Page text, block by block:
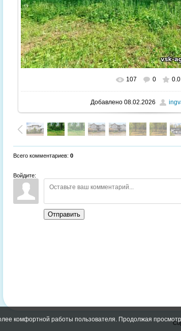
В реальном размере
107 0 0.0
Добавлено08.02.2026
Всего комментариев: 0
Войдите:
Отправить
комфортной работы пользователя. Продолжая